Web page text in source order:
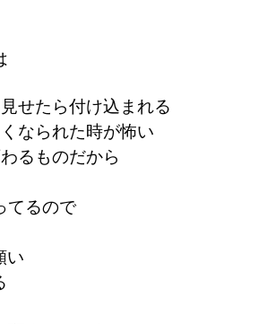
せたら付け込まれる
なられた時が怖い
るものだから
てるので
い